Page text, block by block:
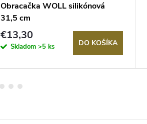
Obracačka WOLL silikónová
31,5 cm
€13,30
Skladom >5 ks DO KOŠÍKA